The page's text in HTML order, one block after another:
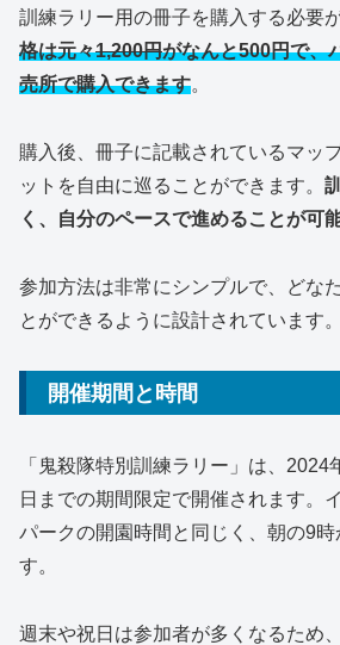
訓練ラリー用の冊子を購入する必要
格は元々1,200円がなんと500円で、
売所で購入できます。
購入後、冊子に記載されているマッ
ットを自由に巡ることができます。
く、自分のペースで進めることが可
参加方法は非常にシンプルで、どな
とができるように設計されています。
開催期間と時間
「鬼殺隊特別訓練ラリー」は、
日までの期間限定で開催されます。
パークの開園時間と同じく、朝の9
す。
週末や祝日は参加者が多くなるため